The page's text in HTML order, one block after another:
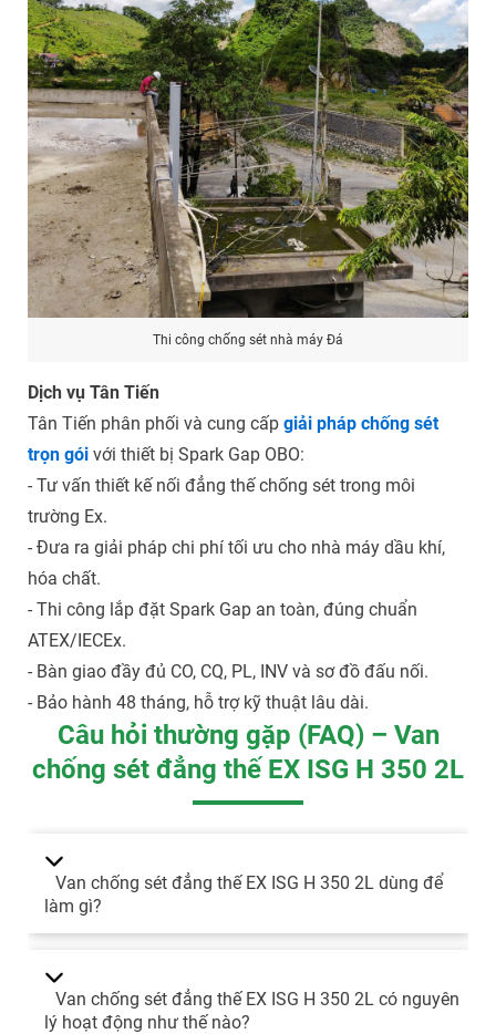
Thi công chống sét nhà máy Đá
Dịch vụ Tân Tiến
Tân Tiến phân phối và cung cấp giải pháp chống sét
trọn gói với thiết bị Spark Gap OBO:
- Tư vấn thiết kế nối đẳng thế chống sét trong môi
trường Ex.
- Đưa ra giải pháp chi phí tối ưu cho nhà máy dầu khí,
hóa chất.
- Thi công lắp đặt Spark Gap an toàn, đúng chuẩn
ATEX/IECEx.
- Bàn giao đầy đủ CO, CQ, PL, INV và sơ đồ đấu nối.
- Bảo hành 48 tháng, hỗ trợ kỹ thuật lâu dài.
Câu hỏi thường gặp (FAQ) – Van
chống sét đẳng thế EX ISG H 350 2L
Van chống sét đẳng thế EX ISG H 350 2L dùng để
làm gì?
Van chống sét đẳng thế EX ISG H 350 2L có nguyên
lý hoạt động như thế nào?